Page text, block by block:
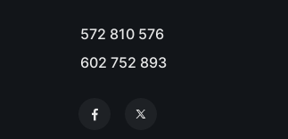
572 810 576
602 752 893